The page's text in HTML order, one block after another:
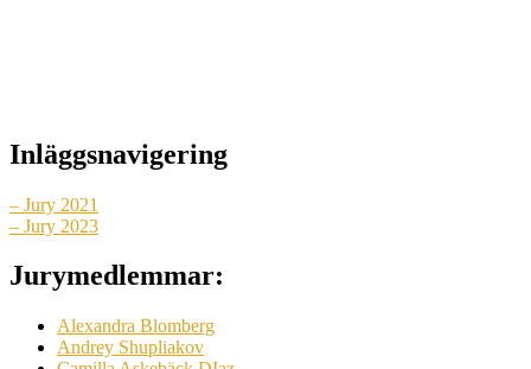
Inläggsnavigering
– Jury 2021
– Jury 2023
Jurymedlemmar:
Alexandra Blomberg
Andrey Shupliakov